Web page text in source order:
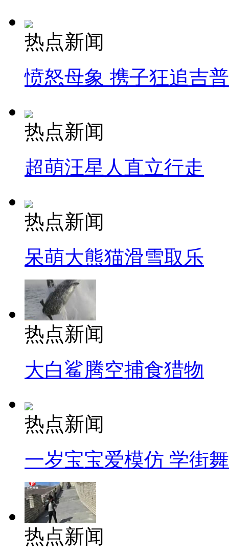
热点新闻
愤怒母象 携子狂追吉
热点新闻
超萌汪星人直立行走
热点新闻
呆萌大熊猫滑雪取乐
热点新闻
大白鲨腾空捕食猎物
热点新闻
一岁宝宝爱模仿 学街
热点新闻